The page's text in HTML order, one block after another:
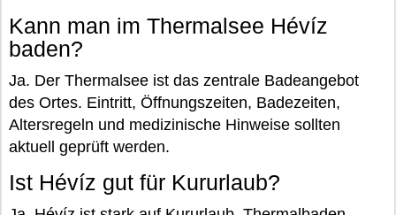
Kann man im Thermalsee Hévíz
baden?
Ja. Der Thermalsee ist das zentrale Badeangebot
des Ortes. Eintritt, Öffnungszeiten, Badezeiten,
Altersregeln und medizinische Hinweise sollten
aktuell geprüft werden.
Ist Hévíz gut für Kururlaub?